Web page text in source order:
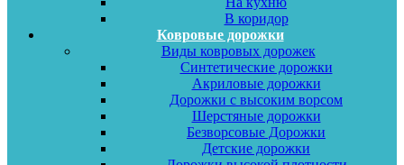
В коридор
Ковровые дорожки
Виды ковровых дорожек
Синтетические дорожки
Акриловые дорожки
Дорожки с высоким ворсом
Шерстяные дорожки
Безворсовые Дорожки
Детские дорожки